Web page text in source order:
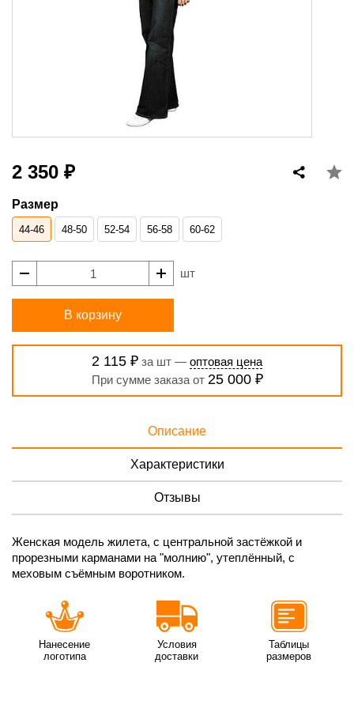
2 350 ₽
Размер
44-46 48-50 52-54 56-58 60-62
шт
В корзину
2 115 ₽ за шт — оптовая цена
При сумме заказа от 25 000 ₽
Описание
Характеристики
Отзывы
Женская модель жилета, с центральной застёжкой и
прорезными карманами на "молнию", утеплённый, с
меховым съёмным воротником.
Нанесение
логотипа
Условия
доставки
Таблицы
размеров